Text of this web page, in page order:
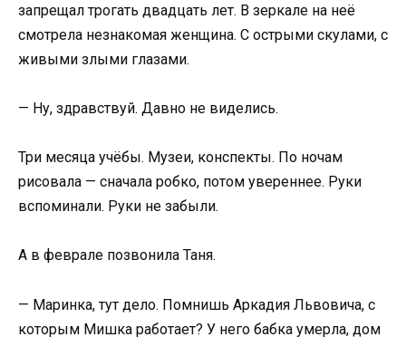
запрещал трогать двадцать лет. В зеркале на неё
смотрела незнакомая женщина. С острыми скулами, с
живыми злыми глазами.
— Ну, здравствуй. Давно не виделись.
Три месяца учёбы. Музеи, конспекты. По ночам
рисовала — сначала робко, потом увереннее. Руки
вспоминали. Руки не забыли.
А в феврале позвонила Таня.
— Маринка, тут дело. Помнишь Аркадия Львовича, с
которым Мишка работает? У него бабка умерла, дом